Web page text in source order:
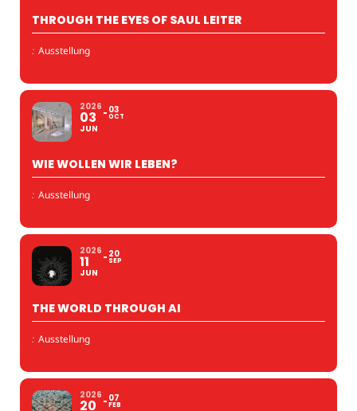
THROUGH THE EYES OF SAUL LEITER
: Ausstellung
2026
03
JUN
03
OCT
WIE WOLLEN WIR LEBEN?
: Ausstellung
2026
11
JUN
20
SEP
THE WORLD THROUGH AI
: Ausstellung
2026
20 07
FEB